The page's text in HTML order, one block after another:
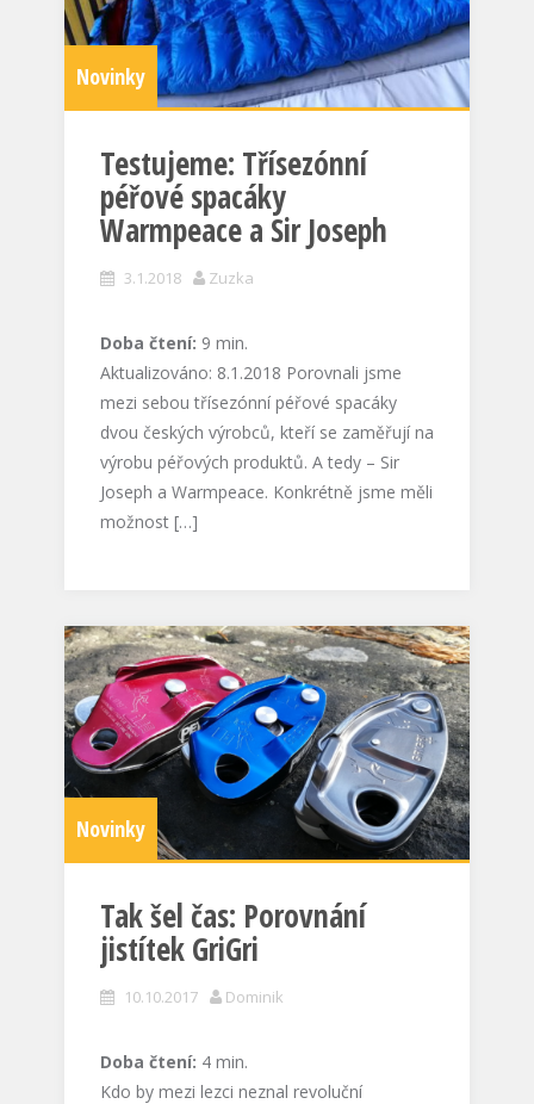
Novinky
Testujeme: Třísezónní
péřové spacáky
Warmpeace a Sir Joseph
3.1.2018 Zuzka
Doba čtení: 9 min.
Aktualizováno: 8.1.2018 Porovnali jsme
mezi sebou třísezónní péřové spacáky
dvou českých výrobců, kteří se zaměřují na
výrobu péřových produktů. A tedy – Sir
Joseph a Warmpeace. Konkrétně jsme měli
možnost […]
Novinky
Tak šel čas: Porovnání
jistítek GriGri
10.10.2017 Dominik
Doba čtení: 4 min.
Kdo by mezi lezci neznal revoluční